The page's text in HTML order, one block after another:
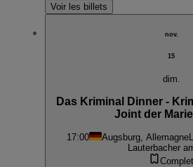
Voir les billets
nov.
15
dim.
Das Kriminal Dinner -
Joint der
17:00 Augsburg, Allemagne
Lauterbacher
Complet